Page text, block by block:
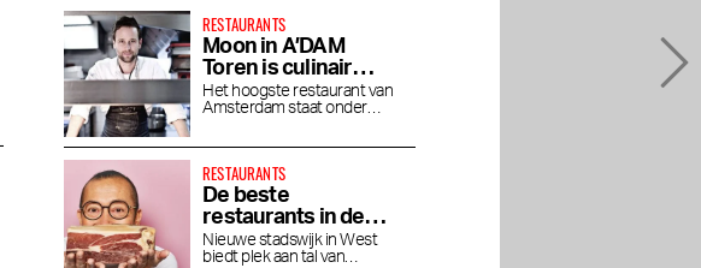
RESTAURANTS
Moon in A’DAM
Toren is culinair
genieten op grote
hoogte
Het hoogste restaurant van
Amsterdam staat onder
RESTAURANTS
De beste
restaurants in de
Houthavens
Nieuwe stadswijk in West
biedt plek aan tal van